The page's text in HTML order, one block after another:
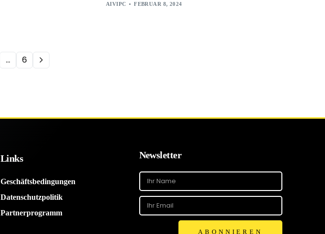
AIVIPC FEBRUAR 8, 2024
… 6
Links
Geschäftsbedingungen
Datenschutzpolitik
Partnerprogramm
Newsletter
ABONNIEREN